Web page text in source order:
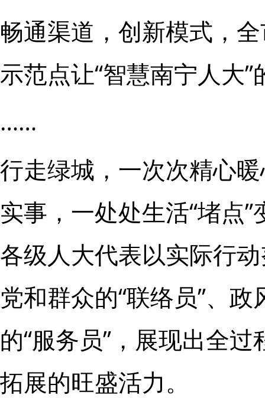
畅通渠道，创新模式，
示范点让“智慧南宁人大
……
行走绿城，一次次精心
实事，一处处生活“堵点
各级人大代表以实际行
党和群众的“联络员”、
的“服务员”，展现出全
拓展的旺盛活力。